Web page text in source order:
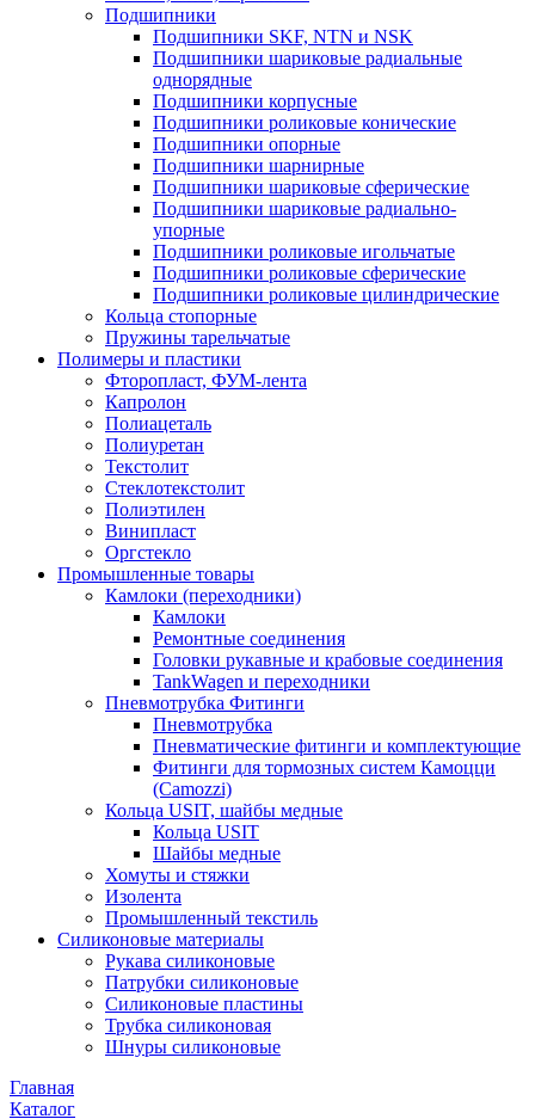
Подшипники
Подшипники SKF, NTN и NSK
Подшипники шариковые радиальные
однорядные
Подшипники корпусные
Подшипники роликовые конические
Подшипники опорные
Подшипники шарнирные
Подшипники шариковые сферические
Подшипники шариковые радиально-
упорные
Подшипники роликовые игольчатые
Подшипники роликовые сферические
Подшипники роликовые цилиндрические
Кольца стопорные
Пружины тарельчатые
Полимеры и пластики
Фторопласт, ФУМ-лента
Капролон
Полиацеталь
Полиуретан
Текстолит
Стеклотекстолит
Полиэтилен
Винипласт
Оргстекло
Промышленные товары
Камлоки (переходники)
Камлоки
Ремонтные соединения
Головки рукавные и крабовые соединения
TankWagen и переходники
Пневмотрубка Фитинги
Пневмотрубка
Пневматические фитинги и комплектующие
Фитинги для тормозных систем Камоцци
(Camozzi)
Кольца USIT, шайбы медные
Кольца USIT
Шайбы медные
Хомуты и стяжки
Изолента
Промышленный текстиль
Силиконовые материалы
Рукава силиконовые
Патрубки силиконовые
Силиконовые пластины
Трубка силиконовая
Шнуры силиконовые
Главная
Каталог